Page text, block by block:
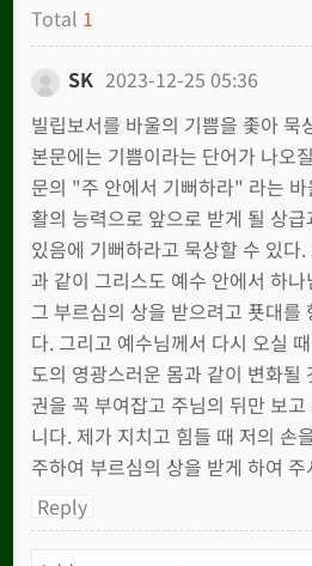
Total 1
SK 2023-12-25 05:36
빌립보서를 바울의 기쁨을 좇아 묵
본문에는 기쁨이라는 단어가 나오
문의 "주 안에서 기뻐하라" 라는
활의 능력으로 앞으로 받게 될 상
있음에 기뻐하라고 묵상할 수 있다
과 같이 그리스도 예수 안에서 하
그 부르심의 상을 받으려고 푯대를
다. 그리고 예수님께서 다시 오실
도의 영광스러운 몸과 같이 변화될
권을 꼭 부여잡고 주님의 뒤만 보
니다. 제가 지치고 힘들 때 저의 손
주하여 부르심의 상을 받게 하여 주
Reply